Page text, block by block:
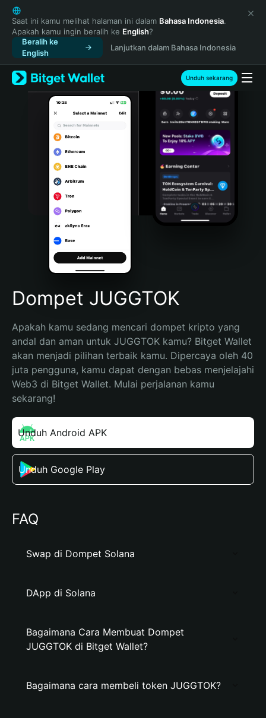
English
日本語
Tiếng Việt
Русский
Español (Latinoamérica)
Türkçe
Italiano
Português (Portugal)
Bahasa Indonesia
Português (Brasil)
Español (Argentina)
Saat ini kamu melihat halaman ini dalam Bahasa Indonesia.
Apakah kamu ingin beralih ke English?
Beralih ke
English
Lanjutkan dalam Bahasa Indonesia
Unduh sekarang
Dompet JUGGTOK
Apakah kamu sedang mencari dompet kripto yang
andal dan aman untuk JUGGTOK kamu? Bitget Wallet
akan menjadi pilihan terbaik kamu. Dipercaya oleh 40
juta pengguna, kamu dapat dengan bebas menjelajahi
Web3 di Bitget Wallet. Mulai perjalanan kamu
sekarang!
Unduh Android APK
Unduh Google Play
FAQ
Swap di Dompet Solana
DApp di Solana
Bagaimana Cara Membuat Dompet
JUGGTOK di Bitget Wallet?
Bagaimana cara membeli token JUGGTOK?